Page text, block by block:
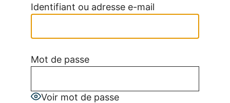
Identifiant ou adresse e-mail
Mot de passe
Voir mot de passe